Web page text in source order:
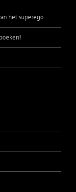
het superego